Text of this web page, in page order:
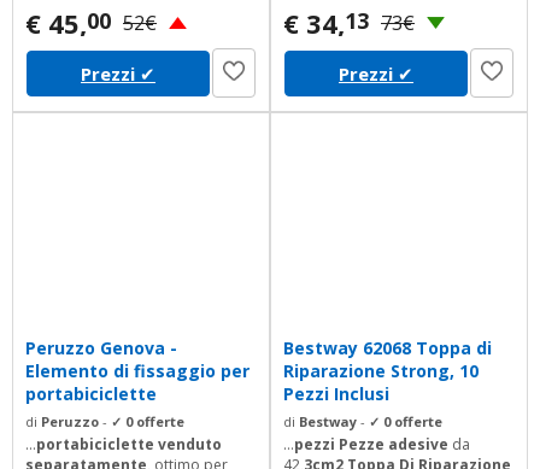
naturale svolgimento dell'attivit
sportiva. Il modello CHRONO 200
consigliato per allenatori e
agonisti che hanno la necessit di
registrare tempi multipli. Ottimo
per i nuotatori ma anche per i...
€ 45,00 52€
Prezzi ✔
€ 34,13 73€
Prezzi ✔
Peruzzo Genova -
Elemento di fissaggio per
portabiciclette
di Peruzzo - ✓ 0 offerte
...portabiciclette venduto
separatamente, ottimo per
Bestway 62068 Toppa di
Riparazione Strong, 10
Pezzi Inclusi
di Bestway - ✓ 0 offerte
...pezzi Pezze adesive da
42,3cm2 Toppa Di Riparazione